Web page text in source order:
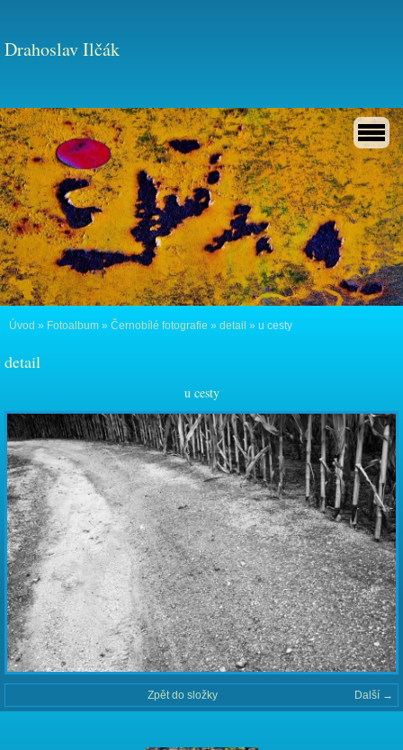
Drahoslav Ilčák
Úvod » Fotoalbum » Černobílé fotografie » detail » u cesty
detail
u cesty
Další →
Zpět do složky